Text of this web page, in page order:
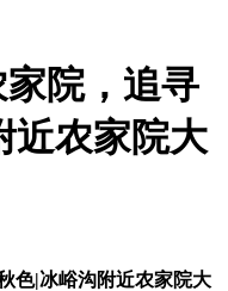
院，追寻
近农家院大
色|冰峪沟附近农家院大